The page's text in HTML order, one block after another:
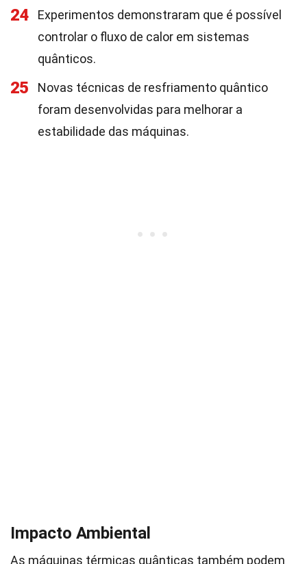
24
Experimentos demonstraram que é possível
controlar o fluxo de calor em sistemas
quânticos.
25
Novas técnicas de resfriamento quântico
foram desenvolvidas para melhorar a
estabilidade das máquinas.
Impacto Ambiental
As máquinas térmicas quânticas também podem